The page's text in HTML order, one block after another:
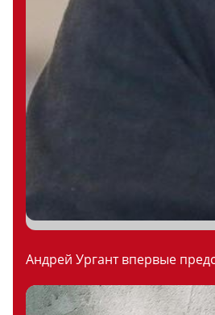
Андрей Ургант впервые